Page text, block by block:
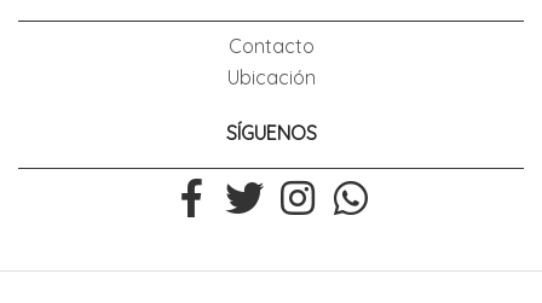
Contacto
Ubicación
SÍGUENOS